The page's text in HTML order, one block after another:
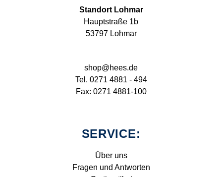
Standort Lohmar
Hauptstraße 1b
53797 Lohmar
shop@hees.de
Tel. 0271 4881 - 494
Fax: 0271 4881-100
SERVICE:
Über uns
Fragen und Antworten